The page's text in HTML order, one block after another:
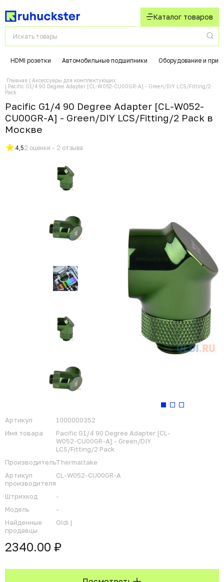
Каталог товаров
HDMI розетки Автомобильные подшипники Оборудование и
Главная
Аксессуары для комплектующих
Pacific G1/4 90 Degree Adapter [CL-W052-CU00GR-A] - Green/DIY LCS/Fitting/2
Pack
Pacific G1/4 90 Degree Adapter [CL-W052-
CU00GR-A] - Green/DIY LCS/Fitting/2 Pack в
Москвe
4,52 оценки - 2 отзыва
Артикул
1000000352
Имя товара
Pacific G1/4 90 Degree Adapter [CL-
W052-CU00GR-A] - Green/DIY
LCS/Fitting/2 Pack
ПроизводительThermaltake
Артикул
производителя
CL-W052-CU00GR-A
Штрихкод
-
Модель
-
Найденные
продавцы
Oldi |
2340.00 ₽